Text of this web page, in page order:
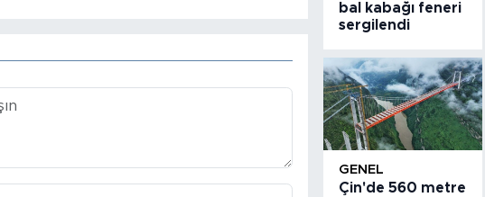
bal kabağı feneri
sergilendi
GENEL
Çin'de 560 metre